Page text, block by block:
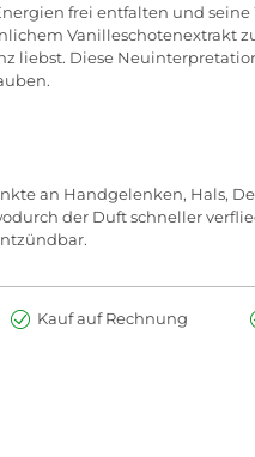
frei entfalten und
liebst. Diese
an Handgelenken, Hals,
der Duft schneller
Kauf auf Rechnung